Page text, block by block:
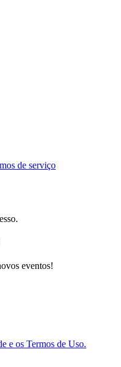
de serviço
eventos!
e os Termos de Uso.